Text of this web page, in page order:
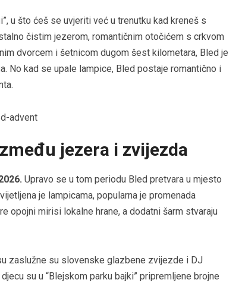
u što ćeš se uvjeriti već u trenutku kad kreneš s
čistim jezerom, romantičnim otočićem s crkvom
dvorcem i šetnicom dugom šest kilometara, Bled je
No kad se upale lampice, Bled postaje romantično i
jezera i zvijezda
Upravo se u tom periodu Bled pretvara u mjesto
je lampicama, popularna je promenada
opojni mirisi lokalne hrane, a dodatni šarm stvaraju
zaslužne su slovenske glazbene zvijezde i DJ
su u “Blejskom parku bajki” pripremljene brojne